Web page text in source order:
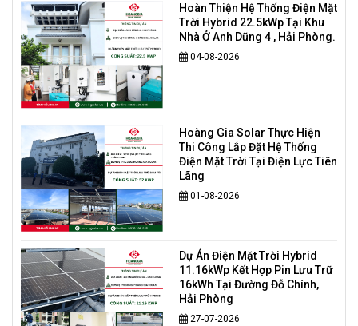
Hoàn Thiện Hệ Thống Điện Mặt
Trời Hybrid 22.5kWp Tại Khu
Nhà Ở Anh Dũng 4 , Hải Phòng.
04-08-2026
Hoàng Gia Solar Thực Hiện
Thi Công Lắp Đặt Hệ Thống
Điện Mặt Trời Tại Điện Lực Tiên
Lãng
01-08-2026
Dự Án Điện Mặt Trời Hybrid
11.16kWp Kết Hợp Pin Lưu Trữ
16kWh Tại Đường Đỗ Chính,
Hải Phòng
27-07-2026